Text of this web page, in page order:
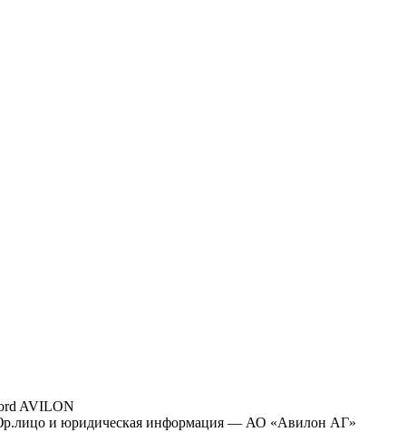
AVILON
и юридическая информация — АО «Авилон АГ»